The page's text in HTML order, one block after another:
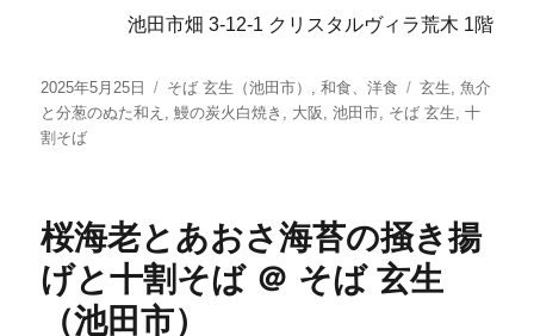
池田市畑 3-12-1 クリスタルヴィラ荒木 1階
投
稿
日:
2025年5月25日
カ
テ
そば 玄生（池田市） ,和食、洋食
タ
グ
玄生 ,魚介
と分葱のぬた和え
,鰻の炭火白焼き 大阪 ,池田市 そば 玄生 ,十
割そば
桜海老とあおさ海苔の掻き揚
げと十割そば ＠ そば 玄生
（池田市）